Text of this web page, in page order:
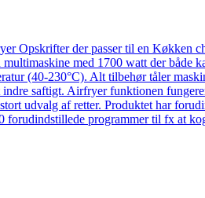
Opskrifter der passer til en
med 1700 watt der både
(40-230°C). Alt tilbehør tåler
saftigt. Airfryer funktionen
udvalg af retter. Produktet har
forudindstillede programmer til fx at